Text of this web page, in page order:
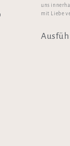
uns
mit Liebe